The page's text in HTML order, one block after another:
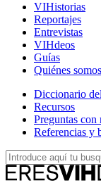
VIHistorias
Reportajes
Entrevistas
VIHdeos
Guías
Quiénes somos
Diccionario
Recursos
Preguntas con
Referencias y